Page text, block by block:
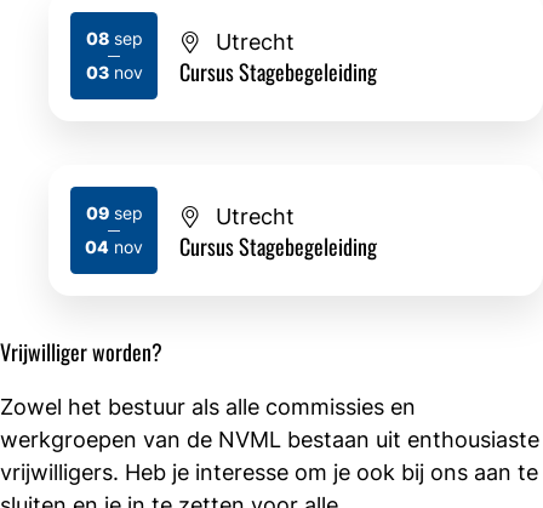
08sep
2026
03nov
2026
Utrecht
Cursus Stagebegeleiding
09sep
2026
04 nov
2026
Utrecht
Cursus Stagebegeleiding
Vrijwilliger worden?
Zowel het bestuur als alle commissies en
werkgroepen van de NVML bestaan uit enthousiaste
vrijwilligers. Heb je interesse om je ook bij ons aan te